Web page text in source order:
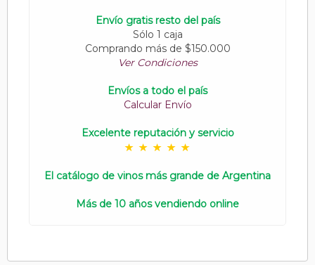
Envío gratis resto del país
Sólo 1 caja
Comprando más de $150.000
Ver Condiciones
Envíos a todo el país
Calcular Envío
Excelente reputación y servicio
El catálogo de vinos más grande de Argentina
Más de 10 años vendiendo online